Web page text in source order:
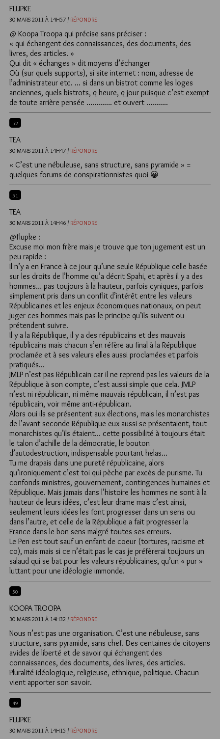
FLUPKE
30 MARS 2011 À 14H57 / RÉPONDRE
@ Koopa Troopa qui précise sans préciser :
« qui échangent des connaissances, des documents, des
livres, des articles. »
Qui dit « échanges » dit moyens d’échanger
Où (sur quels supports), si site internet : nom, adresse de
l’administrateur etc. … si dans un bistrot comme les loges
anciennes, quels bistrots, q heure, q jour puisque c’est exempt
de toute arrière pensée …………. et ouvert ………..
52
TEA
30 MARS 2011 À 14H47 / RÉPONDRE
« C’est une nébuleuse, sans structure, sans pyramide » =
quelques forums de conspirationnistes quoi 😀
51
TEA
30 MARS 2011 À 14H46 / RÉPONDRE
@flupke :
Excuse moi mon frère mais je trouve que ton jugement est un
peu rapide :
Il n’y a en France à ce jour qu’une seule République celle basée
sur les droits de l’homme qu’a décrit Spahi, et après il y a des
hommes… pas toujours à la hauteur, parfois cyniques, parfois
simplement pris dans un conflit d’intérêt entre les valeurs
Républicaines et les enjeux économiques nationaux, on peut
juger ces hommes mais pas le principe qu’ils suivent ou
prétendent suivre.
Il y a la République, il y a des républicains et des mauvais
républicains mais chacun s’en réfère au final à la République
proclamée et à ses valeurs elles aussi proclamées et parfois
pratiqués…
JMLP n’est pas Républicain car il ne reprend pas les valeurs de la
République à son compte, c’est aussi simple que cela. JMLP
n’est ni républicain, ni même mauvais républicain, il n’est pas
républicain, voir même anti-républicain.
Alors oui ils se présentent aux élections, mais les monarchistes
de l’avant seconde République eux-aussi se présentaient, tout
monarchistes qu’ils étaient… cette possibilité à toujours était
le talon d’achille de la démocratie, le bouton
d’autodestruction, indispensable pourtant helas…
Tu me drapais dans une pureté républicaine, alors
qu’ironiquement c’est toi qui pèche par excès de purisme. Tu
confonds ministres, gouvernement, contingences humaines et
République. Mais jamais dans l’histoire les hommes ne sont à la
hauteur de leurs idées, c’est leur drame mais c’est ainsi,
seulement leurs idées les font progresser dans un sens ou
dans l’autre, et celle de la République a fait progresser la
France dans le bon sens malgré toutes ses erreurs.
Le Pen est tout sauf un enfant de coeur (tortures, racisme et
co), mais mais si ce n’était pas le cas je préfèrerai toujours un
salaud qui se bat pour les valeurs républicaines, qu’un « pur »
luttant pour une idéologie immonde.
50
KOOPA TROOPA
30 MARS 2011 À 14H32 / RÉPONDRE
Nous n’est pas une organisation. C’est une nébuleuse, sans
structure, sans pyramide, sans chef. Des centaines de citoyens
avides de liberté et de savoir qui échangent des
connaissances, des documents, des livres, des articles.
Pluralité idéologique, religieuse, ethnique, politique. Chacun
vient apporter son savoir.
49
FLUPKE
30 MARS 2011 À 14H15 / RÉPONDRE